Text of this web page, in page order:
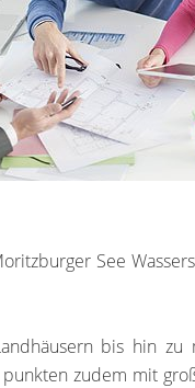
See
bis hin zu
zudem mit